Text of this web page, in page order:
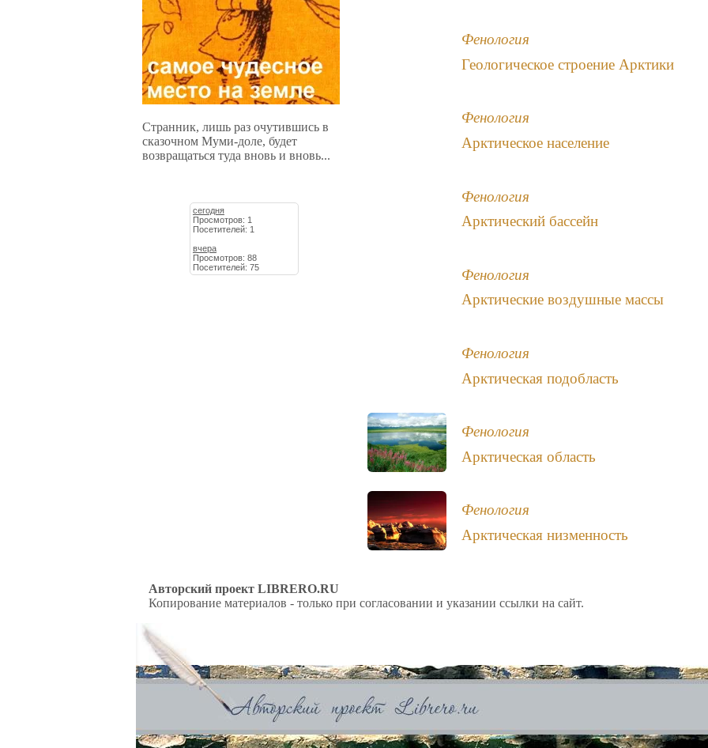
Странник, лишь раз очутившись в
сказочном Муми-доле, будет
возвращаться туда вновь и вновь...
сегодня
Просмотров: 1
Посетителей: 1
вчера
Просмотров: 88
Посетителей: 75
Фенология
Геологическое строение Арктики
Фенология
Арктическое население
Фенология
Арктический бассейн
Фенология
Арктические воздушные массы
Фенология
Арктическая подобласть
Фенология
Арктическая область
Фенология
Арктическая низменность
Авторский проект LIBRERO.RU
Копирование материалов - только при согласовании и указании ссылки на сайт.